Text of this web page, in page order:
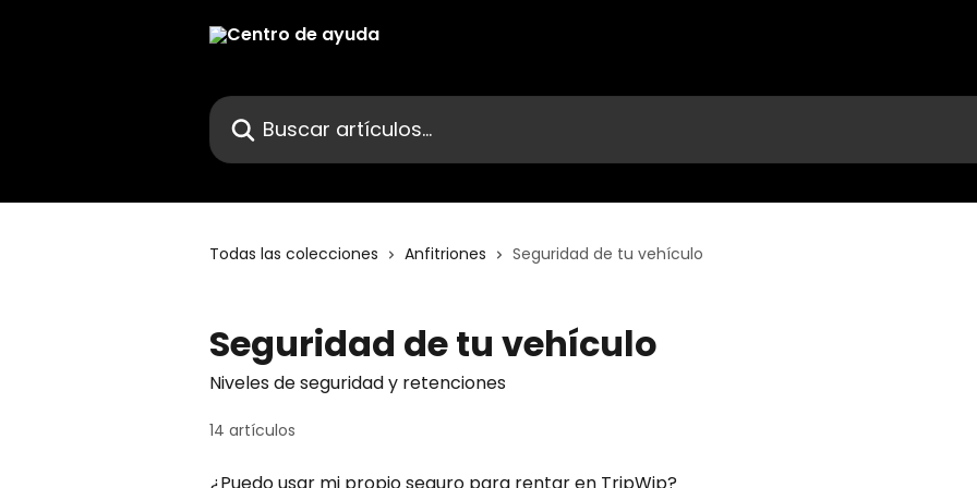
Buscar artículos...
Todas las colecciones Anfitriones Seguridad de tu vehículo
Seguridad de tu vehículo
Niveles de seguridad y retenciones
14 artículos